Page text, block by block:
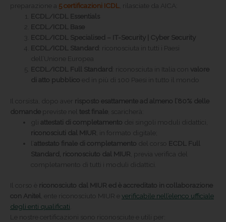
preparazione a 5 certificazioni ICDL , rilasciate da AICA:
ECDL/ICDL Essentials
ECDL/ICDL Base
ECDL/ICDL Specialised – IT-Security | Cyber Security
ECDL/ICDL Standard
: riconosciuta in tutti i Paesi
dell’Unione Europea
ECDL/ICDL Full Standard
: riconosciuta in Italia con valore
di atto pubblico ed in più di 100 Paesi in tutto il mondo
Il corsista, dopo aver risposto esattamente ad almeno l’80% delle
domande previste nel test finale , scaricherà:
gli attestati di completamento dei singoli moduli didattici,
riconosciuti dal MIUR , in formato digitale;
l’ attestato finale di completamento del corso ECDL Full
Standard, riconosciuto dal MIUR , previa verifica del
completamento di tutti i moduli didattici.
Il corso è riconosciuto dal MIUR ed è accreditato in collaborazione
con Anitel
, ente riconosciuto MIUR e verificabile nell’elenco ufficiale
degli enti qualificati
Le nostre certificazioni sono riconosciute e utili per: